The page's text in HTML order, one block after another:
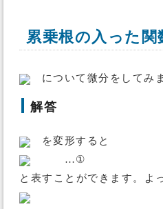
累乗根の入った関
について微分をしてみ
解答
を変形すると
…①
と表すことができます。よ